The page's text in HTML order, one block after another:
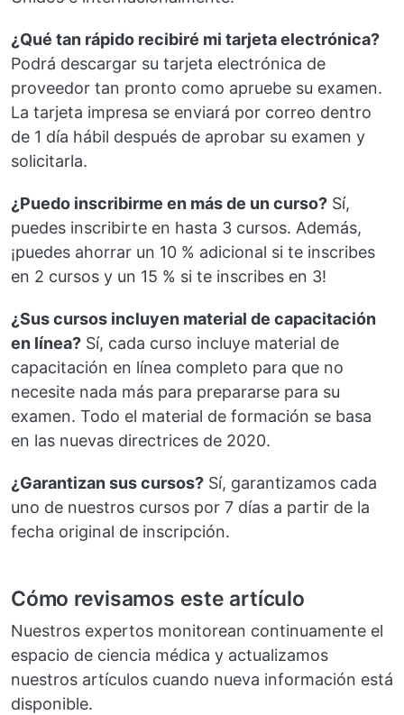
¿Qué tan rápido recibiré mi tarjeta electrónica?
Podrá descargar su tarjeta electrónica de
proveedor tan pronto como apruebe su examen.
La tarjeta impresa se enviará por correo dentro
de 1 día hábil después de aprobar su examen y
solicitarla.
¿Puedo inscribirme en más de un curso? Sí,
puedes inscribirte en hasta 3 cursos. Además,
¡puedes ahorrar un 10 % adicional si te inscribes
en 2 cursos y un 15 % si te inscribes en 3!
¿Sus cursos incluyen material de capacitación
en línea? Sí, cada curso incluye material de
capacitación en línea completo para que no
necesite nada más para prepararse para su
examen. Todo el material de formación se basa
en las nuevas directrices de 2020.
¿Garantizan sus cursos? Sí, garantizamos cada
uno de nuestros cursos por 7 días a partir de la
fecha original de inscripción.
Cómo revisamos este artículo
Nuestros expertos monitorean continuamente el
espacio de ciencia médica y actualizamos
nuestros artículos cuando nueva información está
disponible.